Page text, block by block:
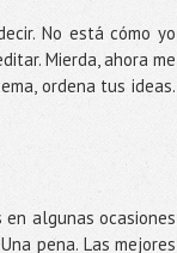
No está cómo yo
Mierda, ahora me
ordena tus ideas.
algunas ocasiones
pena. Las mejores